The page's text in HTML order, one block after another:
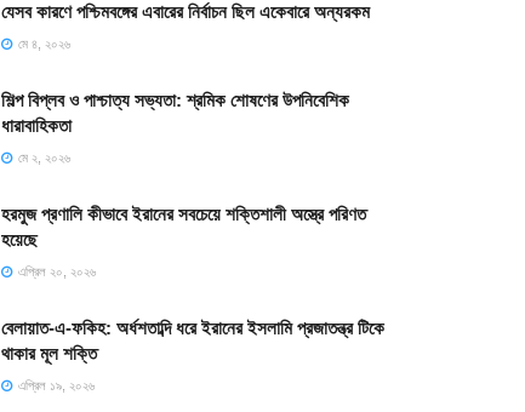
যেসব কারণে পশ্চিমবঙ্গের এবারের নির্বাচন ছিল একেবারে অন্যরকম
মে ৪, ২০২৬
শিল্প বিপ্লব ও পাশ্চাত্য সভ্যতা: শ্রমিক শোষণের উপনিবেশিক
ধারাবাহিকতা
মে ২, ২০২৬
হরমুজ প্রণালি কীভাবে ইরানের সবচেয়ে শক্তিশালী অস্ত্রে পরিণত
হয়েছে
এপ্রিল ২০, ২০২৬
বেলায়াত-এ-ফকিহ: অর্ধশতাব্দি ধরে ইরানের ইসলামি প্রজাতন্ত্র টিকে
থাকার মূল শক্তি
এপ্রিল ১৯, ২০২৬